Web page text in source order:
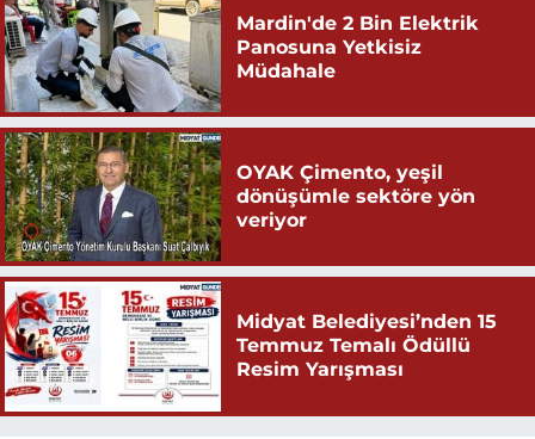
Mardin'de 2 Bin Elektrik
Panosuna Yetkisiz
Müdahale
OYAK Çimento, yeşil
dönüşümle sektöre yön
veriyor
Midyat Belediyesi’nden 15
Temmuz Temalı Ödüllü
Resim Yarışması